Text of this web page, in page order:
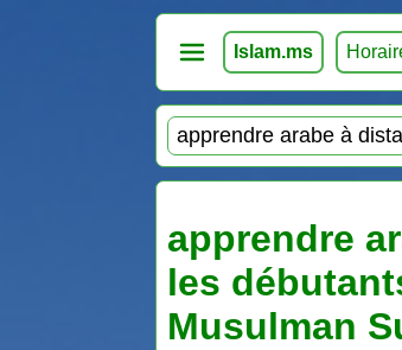
Islam.ms
apprendre
les
Musulman